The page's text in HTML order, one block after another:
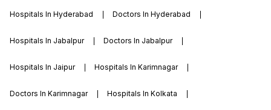
Hospitals In Hyderabad Doctors In Hyderabad
Hospitals In Jabalpur Doctors In Jabalpur
Hospitals In Jaipur Hospitals In Karimnagar
Doctors In Karimnagar Hospitals In Kolkata